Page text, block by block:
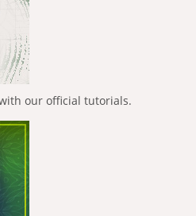
our official tutorials.